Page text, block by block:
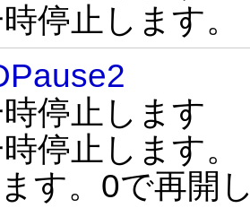
停止します。
停止します
停止します
す。0で再開